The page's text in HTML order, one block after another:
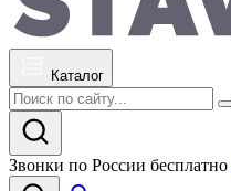
Каталог
Звонки по России бесплатно